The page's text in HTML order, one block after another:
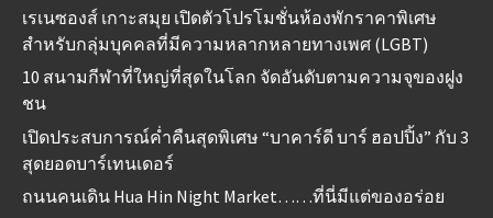
เรเนซองส์ เกาะสมุย เปิดตัวโปรโมชั่นห้องพักราคาพิเศษ
สำหรับกลุ่มบุคคลที่มีความหลากหลายทางเพศ (LGBT)
10 สนามกีฬาที่ใหญ่ที่สุดในโลก จัดอันดับตามความจุของฝูง
ชน
เปิดประสบการณ์ค่ำคืนสุดพิเศษ “บาคาร์ดี บาร์ ฮอปปิ้ง” กับ 3
สุดยอดบาร์เทนเดอร์
ถนนคนเดิน Hua Hin Night Market……ที่นี่มีแต่ของอร่อย